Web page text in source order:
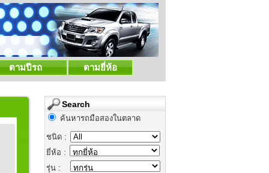
ามปีรถ ตามยี่ห้อ
Search
ค้นหารถมือสองในตลาด
ชนิด :
ยี่ห้อ :
รุ่น :